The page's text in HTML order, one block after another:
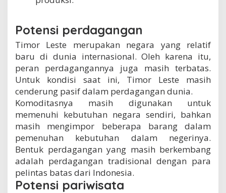
Potensi perdagangan
Timor Leste merupakan negara yang relatif
baru di dunia internasional. Oleh karena itu,
peran perdagangannya juga masih terbatas.
Untuk kondisi saat ini, Timor Leste masih
cenderung pasif dalam perdagangan dunia.
Komoditasnya masih digunakan untuk
memenuhi kebutuhan negara sendiri, bahkan
masih mengimpor beberapa barang dalam
pemenuhan kebutuhan dalam negerinya.
Bentuk perdagangan yang masih berkembang
adalah perdagangan tradisional dengan para
pelintas batas dari Indonesia.
Potensi pariwisata